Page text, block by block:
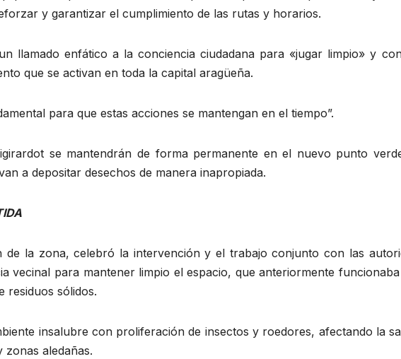
y garantizar el cumplimiento de las rutas y horarios.
llamado enfático a la conciencia ciudadana para «jugar limpio» y
que se activan en toda la capital aragüeña.
para que estas acciones se mantengan en el tiempo”.
se mantendrán de forma permanente en el nuevo punto
a depositar desechos de manera inapropiada.
de la zona, celebró la intervención y el trabajo conjunto con las
vecinal para mantener limpio el espacio, que anteriormente
residuos sólidos.
insalubre con proliferación de insectos y roedores, afectando la
zonas aledañas.